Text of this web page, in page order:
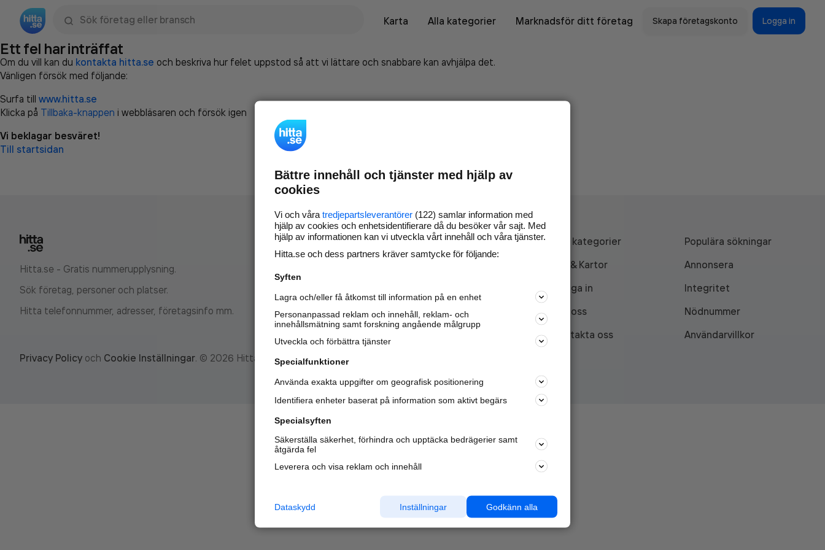
Karta
Alla kategorier Marknadsför ditt företag Skapa företagskonto Logga in
Ett fel har inträffat
Om du vill kan du kontakta hitta.se och beskriva hur felet uppstod så att vi lättare och snabbare kan avhjälpa det.
Vänligen försök med följande:
Surfa till www.hitta.se
Klicka på Tillbaka-knappen i webbläsaren och försök igen
Vi beklagar besväret!
Till startsidan
Hitta.se - Gratis nummerupplysning.
Sök företag, personer och platser.
Hitta telefonnummer, adresser, företagsinfo mm.
Marknadsför företaget på
nya kunder och
samarbetspartners nära dig.
Läs mer här
Alla kategorier
Populära sökningar
API & Kartor
Annonsera
Logga in
Integritet
Om oss
Nödnummer
Kontakta oss
Användarvillkor
Privacy Policy och Cookie Inställningar. © 2026 Hitta.se
Bättre innehåll och tjänster med hjälp av
cookies
Vi och våra tredjepartsleverantörer (122) samlar information med
hjälp av cookies och enhetsidentifierare då du besöker vår sajt. Med
hjälp av informationen kan vi utveckla vårt innehåll och våra tjänster.
Hitta.se och dess partners kräver samtycke för följande:
Syften
Lagra och/eller få åtkomst till information på en enhet
Personanpassad reklam och innehåll, reklam- och
innehållsmätning samt forskning angående målgrupp
Utveckla och förbättra tjänster
Specialfunktioner
Använda exakta uppgifter om geografisk positionering
Identifiera enheter baserat på information som aktivt begärs
Specialsyften
Säkerställa säkerhet, förhindra och upptäcka bedrägerier samt
åtgärda fel
Leverera och visa reklam och innehåll
Godkänn alla
Inställningar
Dataskydd